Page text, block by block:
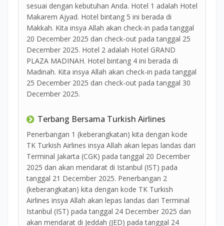
sesuai dengan kebutuhan Anda. Hotel 1 adalah Hotel
Makarem Ajyad. Hotel bintang 5 ini berada di
Makkah. Kita insya Allah akan check-in pada tanggal
20 December 2025 dan check-out pada tanggal 25
December 2025. Hotel 2 adalah Hotel GRAND
PLAZA MADINAH. Hotel bintang 4 ini berada di
Madinah. Kita insya Allah akan check-in pada tanggal
25 December 2025 dan check-out pada tanggal 30
December 2025.
Terbang Bersama Turkish Airlines
Penerbangan 1 (keberangkatan) kita dengan kode
TK Turkish Airlines insya Allah akan lepas landas dari
Terminal Jakarta (CGK) pada tanggal 20 December
2025 dan akan mendarat di Istanbul (IST) pada
tanggal 21 December 2025. Penerbangan 2
(keberangkatan) kita dengan kode TK Turkish
Airlines insya Allah akan lepas landas dari Terminal
Istanbul (IST) pada tanggal 24 December 2025 dan
akan mendarat di Jeddah (JED) pada tanggal 24